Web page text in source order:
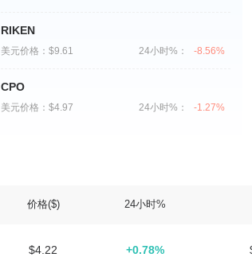
RIKEN
美元价格： $9.61 24小时%： -8.56%
CPO
美元价格： $4.97 24小时%： -1.27%
价格($) 24小时%
$4.22 +0.78%